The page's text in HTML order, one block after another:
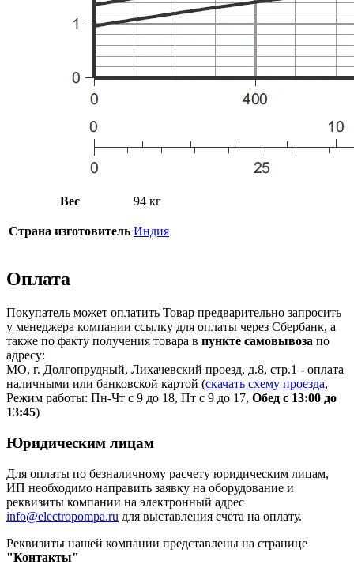
Вес 94 кг
Страна изготовитель Индия
Оплата
Покупатель может оплатить Товар предварительно запросить
у менеджера компании ссылку для оплаты через Сбербанк, а
также по факту получения товара в пункте самовывоза по
адресу:
МО, г. Долгопрудный, Лихачевский проезд, д.8, стр.1 - оплата
наличными или банковской картой (скачать схему проезда,
Режим работы: Пн-Чт с 9 до 18, Пт с 9 до 17, Обед с 13:00 до
13:45)
Юридическим лицам
Для оплаты по безналичному расчету юридическим лицам,
ИП необходимо направить заявку на оборудование и
реквизиты компании на электронный адрес
info@electropompa.ru для выставления счета на оплату.
Реквизиты нашей компании представлены на странице
"Контакты"